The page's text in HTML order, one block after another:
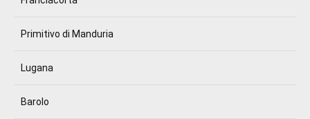
Primitivo di Manduria
Lugana
Barolo